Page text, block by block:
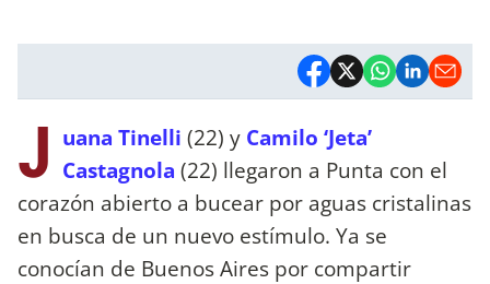
J uana Tinelli (22) y Camilo ‘Jeta’
Castagnola (22) llegaron a Punta con el
corazón abierto a bucear por aguas cristalinas
en busca de un nuevo estímulo. Ya se
conocían de Buenos Aires por compartir